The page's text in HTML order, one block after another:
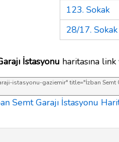
123. Sokak
28/17. Sokak
İstasyonu haritasına
Semt Garajı İstasyonu